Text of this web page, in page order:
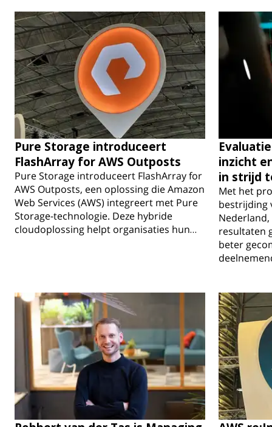
Pure Storage introduceert
FlashArray for AWS Outposts
Pure Storage introduceert FlashArray for
AWS Outposts, een oplossing die Amazon
Web Services (AWS) integreert met Pure
Storage-technologie. Deze hybride
cloudoplossing helpt organisaties hun…
inzicht
in strijd
Met het
bestrijding
resultaten
beter